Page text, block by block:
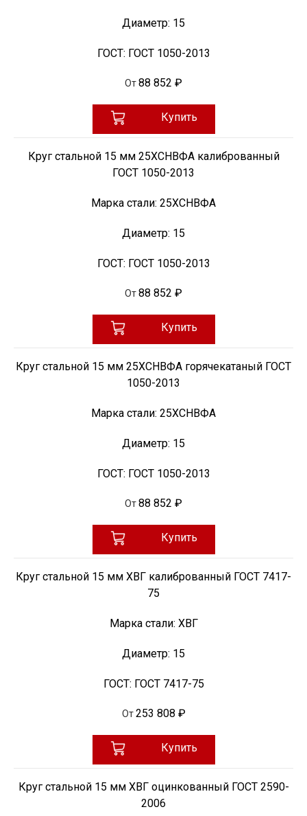
Диаметр: 15
ГОСТ: ГОСТ 1050-2013
От88 852 ₽
Купить
Круг стальной 15 мм 25ХСНВФА калиброванный
ГОСТ 1050-2013
Марка стали: 25ХСНВФА
Диаметр: 15
ГОСТ: ГОСТ 1050-2013
От88 852 ₽
Купить
Круг стальной 15 мм 25ХСНВФА горячекатаный ГОСТ
1050-2013
Марка стали: 25ХСНВФА
Диаметр: 15
ГОСТ: ГОСТ 1050-2013
От88 852 ₽
Купить
Круг стальной 15 мм ХВГ калиброванный ГОСТ 7417-
75
Марка стали: ХВГ
Диаметр: 15
ГОСТ: ГОСТ 7417-75
От 253 808 ₽
Купить
Круг стальной 15 мм ХВГ оцинкованный ГОСТ 2590-
2006